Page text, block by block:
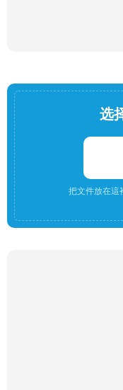
选
把文件放在這